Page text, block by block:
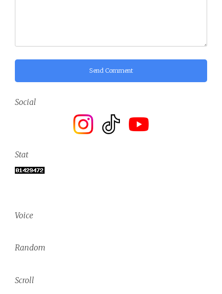
Send Comment
Social
Stat
Voice
Random
Scroll